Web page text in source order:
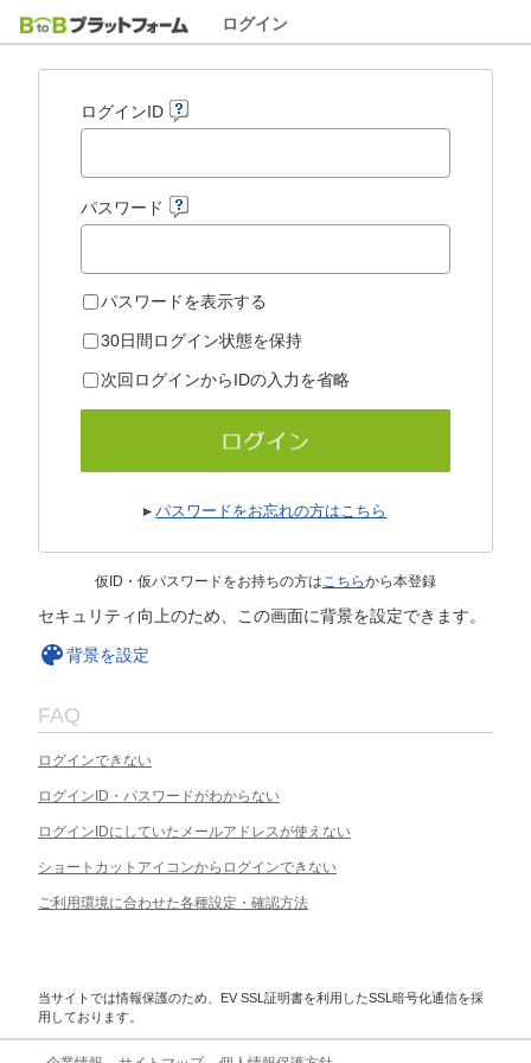
ログイン
ログインID
パスワード
パスワードを表示する
30日間ログイン状態を保持
次回ログインからIDの入力を省略
パスワードをお忘れの方はこちら
仮ID・仮パスワードをお持ちの方はこちらから本登録
セキュリティ向上のため、この画面に背景を設定できます。
背景を設定
FAQ
ログインできない
ログインID・パスワードがわからない
ログインIDにしていたメールアドレスが使えない
ショートカットアイコンからログインできない
ご利用環境に合わせた各種設定・確認方法
当サイトでは情報保護のため、EV SSL証明書を利用したSSL暗号化通信を採
用しております。